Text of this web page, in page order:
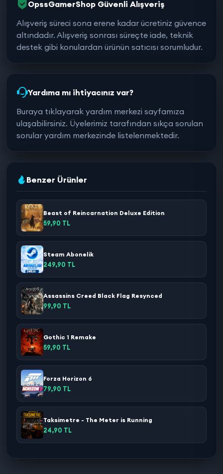
OpssGamerShop Güvenli Alışveriş
Alışveriş süreci sona erene kadar ücretiniz güvence
altındadır. Alışveriş sonrası süreçte iade, teknik
destek gibi konulardan ürünün satıcısı sorumludur.
Yardıma mı ihtiyacınız var?
Buraya tıklayarak yardım merkezi sayfamıza
ulaşabilirsiniz. Üyelerimiz tarafından sıkça sorulan
sorular yardım merkezinde listelenmektedir.
Benzer Ürünler
Beast of Reincarnation Deluxe Edition
59,90 TL
Steam Abonelik
249,90 TL
Assassins Creed Black Flag Resynced
99,90 TL
Gothic 1 Remake
59,90 TL
Forza Horizon 6
79,90 TL
Taksimetre - The Meter is Running
24,90 TL